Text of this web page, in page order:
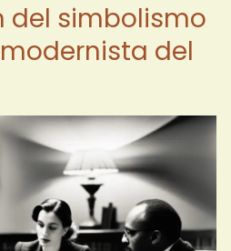
del simbolismo
del